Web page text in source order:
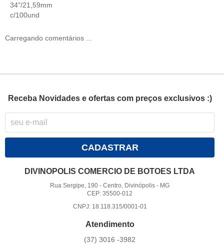
34"/21,59mm
c/100und
Carregando comentários ...
Receba Novidades e ofertas com preços exclusivos :)
CADASTRAR
DIVINOPOLIS COMERCIO DE BOTOES LTDA
Rua Sergipe, 190 -Centro, Divinópolis - MG
CEP: 35500-012
CNPJ: 18.118.315/0001-01
Atendimento
(37) 3016 -3982